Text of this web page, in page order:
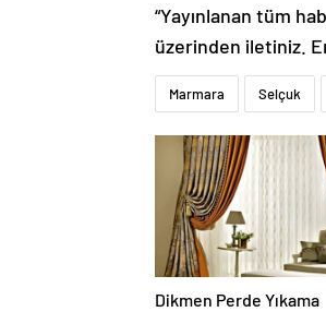
“Yayınlanan tüm
üzerinden iletiniz.
Marmara Selçuk
Dikmen Perde Yıkama